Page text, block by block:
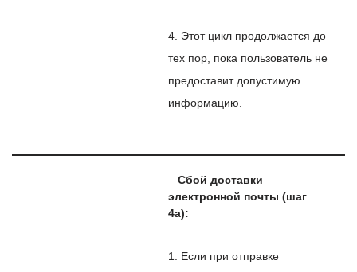
4. Этот цикл продолжается до
тех пор, пока пользователь не
предоставит допустимую
информацию.
– Сбой доставки
электронной почты (шаг
4a):
1. Если при отправке